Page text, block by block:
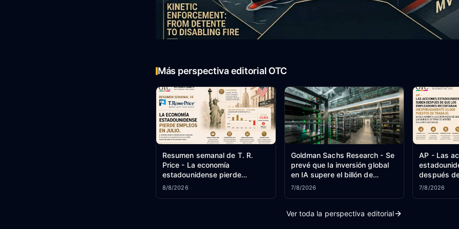
Más perspectiva editorial OTC
Resumen semanal de T. R.
Price - La economía
estadounidense pierde
empleos en julio.
8/8/2026
Goldman Sachs Research - Se
prevé que la inversión global
en IA supere el billón de
dólares en 2026.
7/8/2026
AP - Las
después
7/8/2026
Ver toda la perspectiva editorial